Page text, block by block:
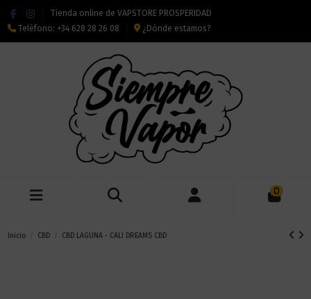
Tienda online de VAPSTORE PROSPERIDAD
Teléfono: +34 628 28 26 08 ¿Dónde estamos?
0
Inicio CBD CBD LAGUNA - CALI DREAMS CBD